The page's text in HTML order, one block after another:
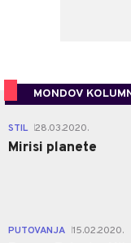
MONDOV
STIL 28.03.2020.
Mirisi planete
PUTOVANJA 15.02.2020.